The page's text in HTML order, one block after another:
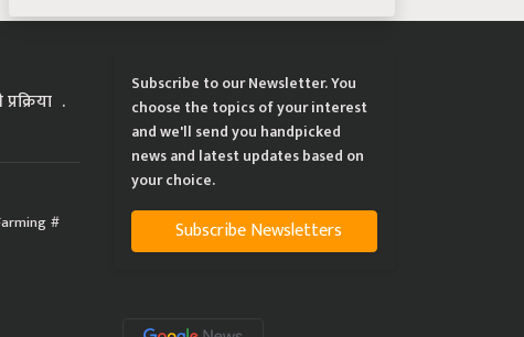
Subscribe to our Newsletter. You
choose the topics of your interest
and we'll send you handpicked
news and latest updates based on
your choice.
Subscribe Newsletters